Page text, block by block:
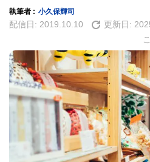
執筆者 : 小久保輝司
配信日: 2019.10.10 更新日: